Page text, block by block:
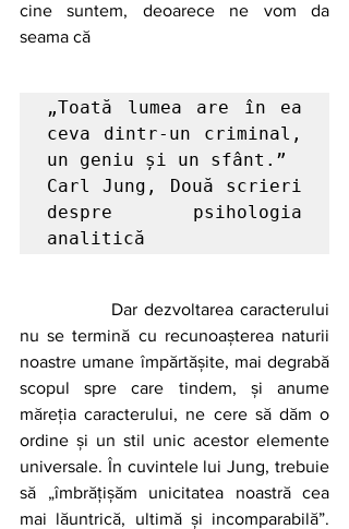
cine suntem, deoarece ne vom da
seama că
„Toată lumea are în ea
ceva dintr-un criminal,
un geniu și un sfânt.”
Carl Jung, Două scrieri
despre psihologia
analitică
nu se termină cu recunoașterea naturii
noastre umane împărtășite, mai degrabă
scopul spre care tindem, și anume
măreția caracterului, ne cere să dăm o
ordine și un stil unic acestor elemente
universale. În cuvintele lui Jung, trebuie
să „îmbrățișăm unicitatea noastră cea
mai lăuntrică, ultimă și incomparabilă”.